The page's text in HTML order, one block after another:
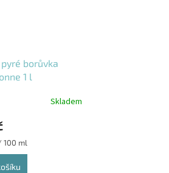
borůvka
1 l
Skladem
100 ml